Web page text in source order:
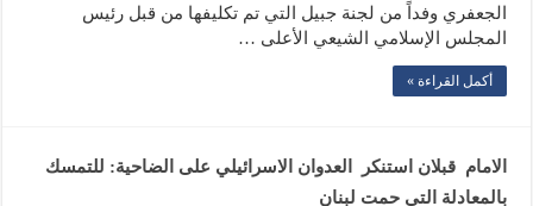
الجعفري وفداً من لجنة جبيل التي تم تكليفها من قبل رئيس
المجلس الإسلامي الشيعي الأعلى …
أكمل القراءة »
الامام قبلان استنكر العدوان الاسرائيلي على الضاحية: للتمسك
بالمعادلة التي حمت لبنان